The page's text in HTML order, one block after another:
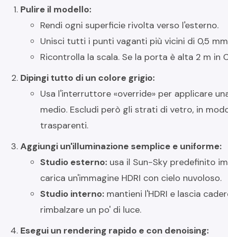
Pulire il modello:
Rendi ogni superficie rivolta verso l'esterno.
Unisci tutti i punti vaganti più vicini di 0,5
Ricontrolla la scala. Se la porta è alta 2 m in
Dipingi tutto di un colore grigio:
Usa l'interruttore «override» per applicare
medio. Escludi però gli strati di vetro, in
trasparenti.
Aggiungi un'illuminazione semplice e uniforme:
Studio esterno:usa il Sun-Sky predefinito
carica un'immagine HDRI con cielo nuvoloso.
Studio interno:mantieni l'HDRI e lascia
rimbalzare un po' di luce.
Esegui un rendering rapido e con denoising: